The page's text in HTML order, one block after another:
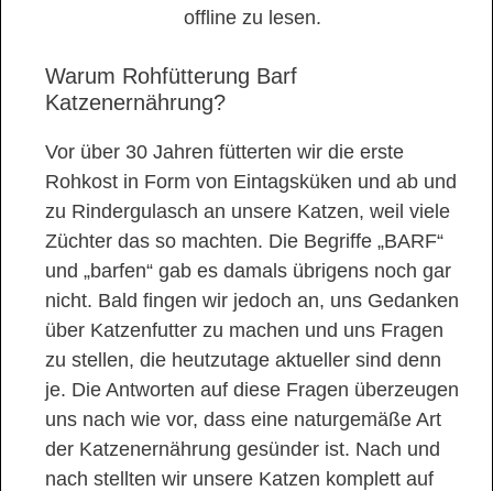
offline zu lesen.
Warum Rohfütterung Barf
Katzenernährung?
Vor über 30 Jahren fütterten wir die erste
Rohkost in Form von Eintagsküken und ab und
zu Rindergulasch an unsere Katzen, weil viele
Züchter das so machten. Die Begriffe „BARF“
und „barfen“ gab es damals übrigens noch gar
nicht. Bald fingen wir jedoch an, uns Gedanken
über Katzenfutter zu machen und uns Fragen
zu stellen, die heutzutage aktueller sind denn
je. Die Antworten auf diese Fragen überzeugen
uns nach wie vor, dass eine naturgemäße Art
der Katzenernährung gesünder ist. Nach und
nach stellten wir unsere Katzen komplett auf